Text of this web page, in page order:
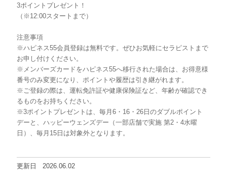
3ポイントプレゼント！
（※12:00スタートまで）
注意事項
※ハピネス55会員登録は無料です。ぜひお気軽にセラピストまで
お申し付けください。
※メンバーズカードをハピネス55へ移行された場合は、お得意様
番号のみ変更になり、ポイントや履歴は引き継がれます。
※ご登録の際は、運転免許証や健康保険証など、年齢が確認でき
るものをお持ちください。
※3ポイントプレゼントは、毎月6・16・26日のダブルポイント
デーと、ハッピーウェンズデー（一部店舗で実施 第2・4水曜
日）、毎月15日は対象外となります。
更新日 2026.06.02